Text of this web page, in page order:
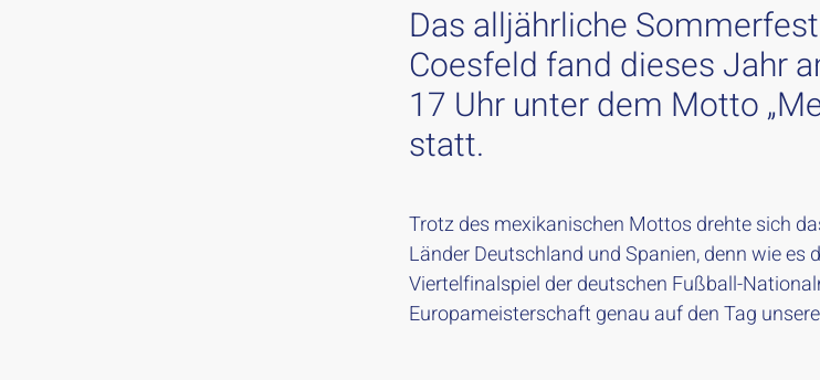
Das alljährliche
Coesfeld fand dieses Jahr
17 Uhr unter dem Motto
statt.
Trotz des mexikanischen Mottos drehte sich
Länder Deutschland und Spanien, denn wie es
Viertelfinalspiel der deutschen Fußball-
Europameisterschaft genau auf den Tag